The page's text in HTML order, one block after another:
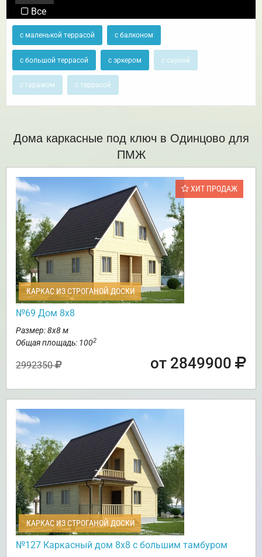
Все
с маленькой террасой с балконом
с большой террасой с эркером с сауной
с гаражом с террасой
Дома каркасные под ключ в Одинцово для
ПМЖ
ХИТ ПРОДАЖ
КАРКАС ИЗ СТРОГАНОЙ ДОСКИ
№69 Дом 8х8
Размер: 8х8 м
Общая площадь: 1002
2992350 от 2849900
КАРКАС ИЗ СТРОГАНОЙ ДОСКИ
№127 Каркасный дом 8х8 с большим тамбуром